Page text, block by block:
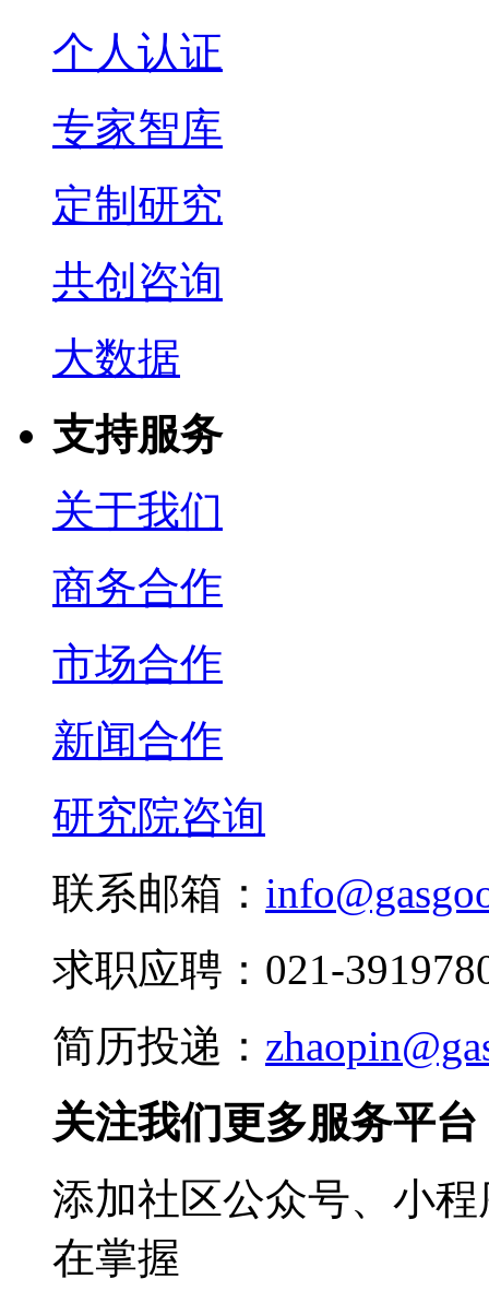
个人认证
专家智库
定制研究
共创咨询
大数据
支持服务
关于我们
商务合作
市场合作
新闻合作
研究院咨询
联系邮箱：
求职应聘：021-
简历投递：
关注我们更多服务平台
添加社区公众号、小
在掌握